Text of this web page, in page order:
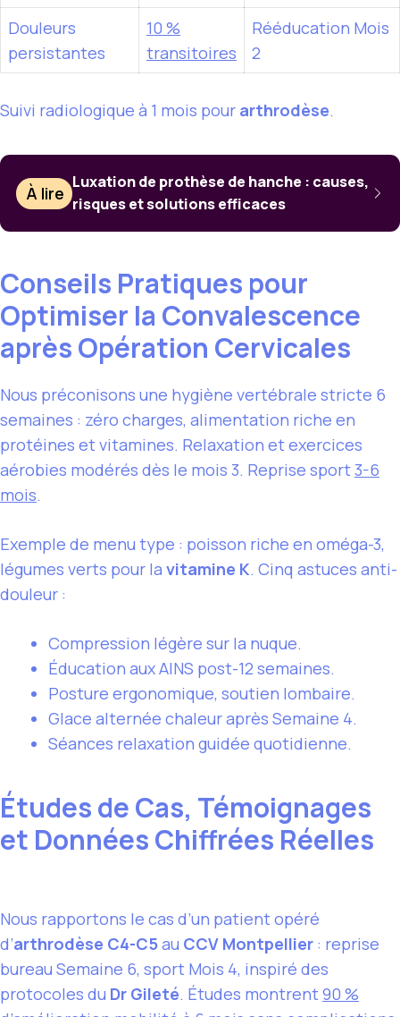
Douleurs
persistantes
10 %
transitoires
Rééducation Mois
2
Suivi radiologique à 1 mois pour arthrodèse.
À lire
Luxation de prothèse de hanche : causes,
risques et solutions efficaces
Conseils Pratiques pour
Optimiser la Convalescence
après Opération Cervicales
Nous préconisons une hygiène vertébrale stricte 6
semaines : zéro charges, alimentation riche en
protéines et vitamines. Relaxation et exercices
aérobies modérés dès le mois 3. Reprise sport3-6
mois.
Exemple de menu type : poisson riche en oméga-3,
légumes verts pour la vitamine K. Cinq astuces anti-
douleur :
Compression légère sur la nuque.
Éducation aux AINS post-12 semaines.
Posture ergonomique, soutien lombaire.
Glace alternée chaleur après Semaine 4.
Séances relaxation guidée quotidienne.
Études de Cas, Témoignages
et Données Chiffrées Réelles
Nous rapportons le cas d’un patient opéré
d’arthrodèse C4-C5au CCV Montpellier : reprise
bureau Semaine 6, sport Mois 4, inspiré des
protocoles du Dr Gileté. Études montrent90 %